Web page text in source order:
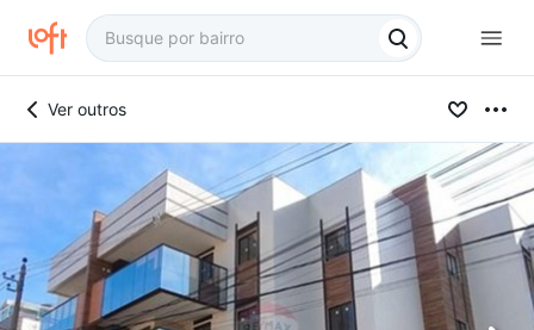
Ver outros